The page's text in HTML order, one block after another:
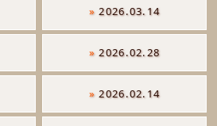
» 2026.03.14
» 2026.02.28
» 2026.02.14